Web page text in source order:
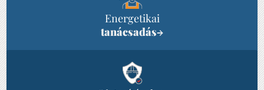
Energetikai
tanácsadás→